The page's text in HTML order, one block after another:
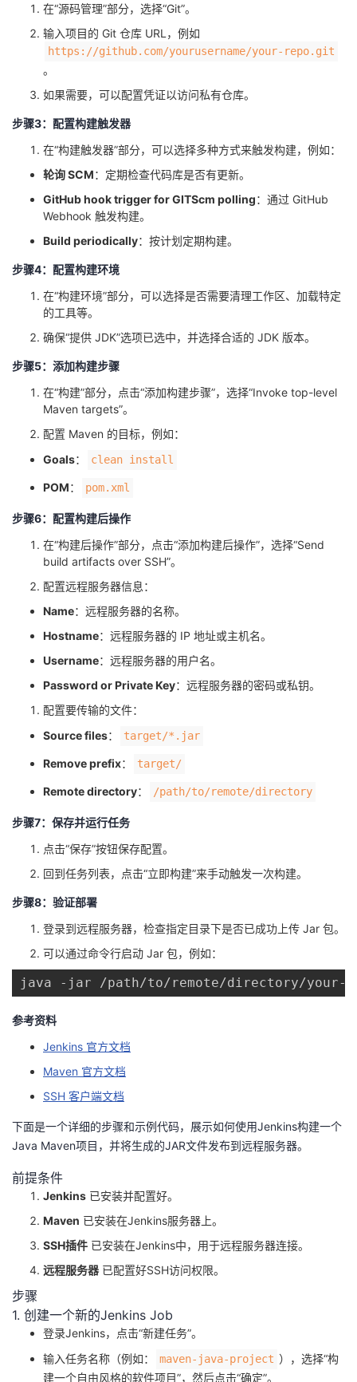
藏 在“源码管理”部分，选择“Git”。
输入项目的 Git 仓库 URL，例如 ​
​https://github.com/yourusername/your-repo.git​
。
如果需要，可以配置凭证以访问私有仓库。
步骤3：配置构建触发器
在“构建触发器”部分，可以选择多种方式来触发构建，例如：
轮询 SCM：定期检查代码库是否有更新。
GitHub hook trigger for GITScm polling：通过 GitHub
Webhook 触发构建。
Build periodically：按计划定期构建。
步骤4：配置构建环境
在“构建环境”部分，可以选择是否需要清理工作区、加载特定
的工具等。
确保“提供 JDK”选项已选中，并选择合适的 JDK 版本。
步骤5：添加构建步骤
在“构建”部分，点击“添加构建步骤”，选择“Invoke top-level
Maven targets”。
配置 Maven 的目标，例如：
Goals：​ ​clean install​
POM：​ ​pom.xml​
步骤6：配置构建后操作
在“构建后操作”部分，点击“添加构建后操作”，选择“Send
build artifacts over SSH”。
配置远程服务器信息：
Name：远程服务器的名称。
Hostname：远程服务器的 IP 地址或主机名。
Username：远程服务器的用户名。
Password or Private Key：远程服务器的密码或私钥。
配置要传输的文件：
Source files：​ ​target/*.jar​
Remove prefix：​ ​target/​
Remote directory：​ ​/path/to/remote/directory​
步骤7：保存并运行任务
点击“保存”按钮保存配置。
回到任务列表，点击“立即构建”来手动触发一次构建。
步骤8：验证部署
登录到远程服务器，检查指定目录下是否已成功上传 Jar 包。
可以通过命令行启动 Jar 包，例如：
java -jar /path/to/remote/directory/your-
参考资料
​Jenkins 官方文档​
​Maven 官方文档​
​SSH 客户端文档​
下面是一个详细的步骤和示例代码，展示如何使用Jenkins构建一个
Java Maven项目，并将生成的JAR文件发布到远程服务器。
前提条件
Jenkins 已安装并配置好。
Maven 已安装在Jenkins服务器上。
SSH插件 已安装在Jenkins中，用于远程服务器连接。
远程服务器已配置好SSH访问权限。
步骤
1. 创建一个新的Jenkins Job
登录Jenkins，点击“新建任务”。
输入任务名称（例如：​
​maven-java-project​ ​），选择“构
建一个自由风格的软件项目”，然后点击“确定”。